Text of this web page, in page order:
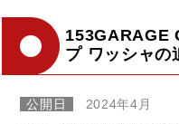
153GARAGE
プ ワッシャの
公開日
2024年4月